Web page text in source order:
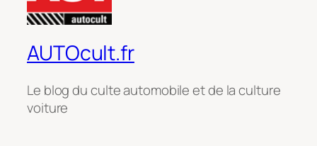
AUTOcult.fr
Le blog du culte automobile et de la culture
voiture